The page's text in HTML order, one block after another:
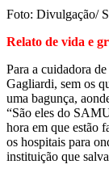
Foto: Divulgação/
Relato de vida e
Para a cuidadora
Gagliardi, sem os
uma bagunça,
“São eles do
hora em que estão
os hospitais para
instituição que